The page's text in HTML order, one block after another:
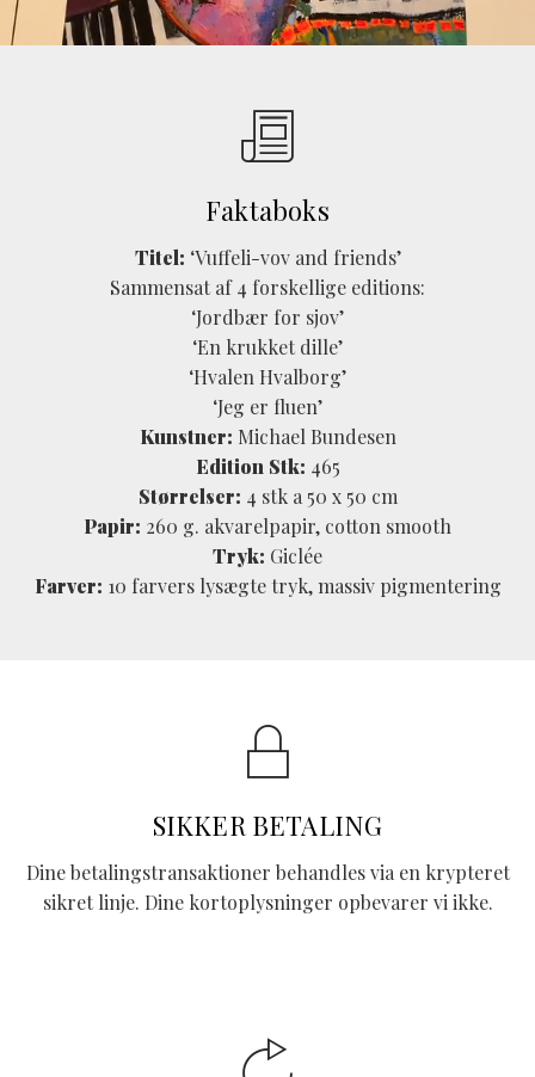
Faktaboks
Titel: ‘Vuffeli-vov and friends’
Sammensat af 4 forskellige editions:
‘Jordbær for sjov’
‘En krukket dille’
‘Hvalen Hvalborg’
‘Jeg er fluen’
Kunstner: Michael Bundesen
Edition Stk: 465
Størrelser: 4 stk a 50 x 50 cm
Papir: 260 g. akvarelpapir, cotton smooth
Tryk: Giclée
Farver: 10 farvers lysægte tryk, massiv pigmentering
SIKKER BETALING
Dine betalingstransaktioner behandles via en krypteret
sikret linje. Dine kortoplysninger opbevarer vi ikke.